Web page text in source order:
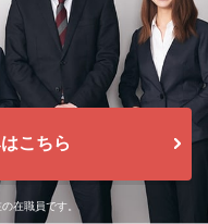
こちら
在職員です。